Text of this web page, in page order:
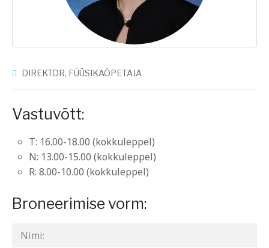
DIREKTOR, FÜÜSIKAÕPETAJA
Vastuvõtt:
T: 16.00-18.00 (kokkuleppel)
N: 13.00-15.00 (kokkuleppel)
R: 8.00-10.00 (kokkuleppel)
Broneerimise vorm: